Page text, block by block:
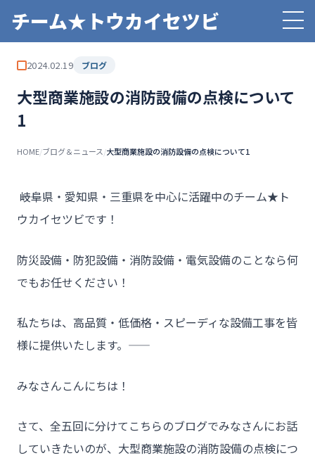
チーム★トウカイセツビ
2024.02.19 ブログ
大型商業施設の消防設備の点検について
1
HOME/ブログ＆ニュース/大型商業施設の消防設備の点検について1
――岐阜県・愛知県・三重県を中心に活躍中のチーム★ト
ウカイセツビです！
防災設備・防犯設備・消防設備・電気設備のことなら何
でもお任せください！
私たちは、高品質・低価格・スピーディな設備工事を皆
様に提供いたします。――
みなさんこんにちは！
さて、全五回に分けてこちらのブログでみなさんにお話
していきたいのが、大型商業施設の消防設備の点検につ